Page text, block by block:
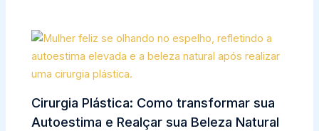
Cirurgia Plástica: Como transformar sua
Autoestima e Realçar sua Beleza Natural